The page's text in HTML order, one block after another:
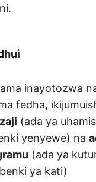
inayotozwa
fedha,
(ada ya
yenyewe) na
(ada ya
ya kati)